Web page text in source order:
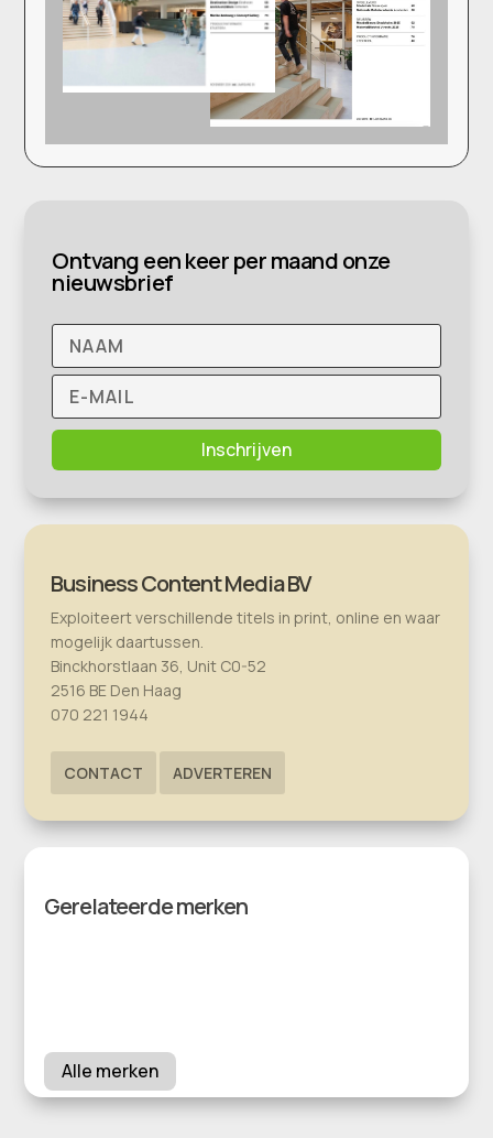
Ontvang een keer per maand onze
nieuwsbrief
Inschrijven
Business Content Media BV
Exploiteert verschillende titels in print, online en waar
mogelijk daartussen.
Binckhorstlaan 36, Unit C0-52
2516 BE Den Haag
070 221 1944
CONTACT ADVERTEREN
Gerelateerde merken
Alle merken